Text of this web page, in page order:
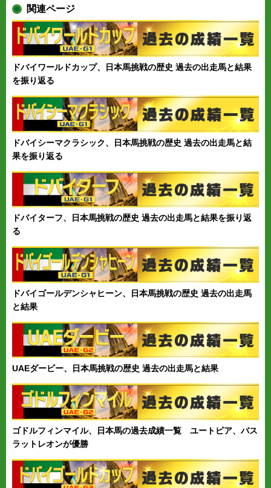
関連ページ
ドバイワールドカップ、日本馬挑戦の歴史 過去の出走馬と結果
を振り返る
ドバイシーマクラシック、日本馬挑戦の歴史 過去の出走馬と結
果を振り返る
ドバイターフ、日本馬挑戦の歴史 過去の出走馬と結果を振り返
る
ドバイゴールデンシャヒーン、日本馬挑戦の歴史 過去の出走馬
と結果
UAEダービー、日本馬挑戦の歴史 過去の出走馬と結果
ゴドルフィンマイル、日本馬の過去成績一覧 ユートピア、バス
ラットレオンが優勝